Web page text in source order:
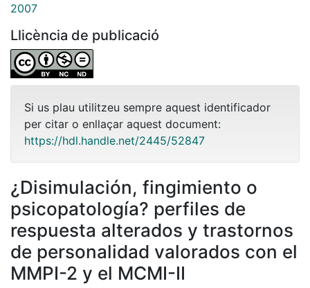
2007
Llicència de publicació
Si us plau utilitzeu sempre aquest identificador
per citar o enllaçar aquest document:
https://hdl.handle.net/2445/52847
¿Disimulación, fingimiento o
psicopatología? perfiles de
respuesta alterados y trastornos
de personalidad valorados con el
MMPI-2 y el MCMI-II